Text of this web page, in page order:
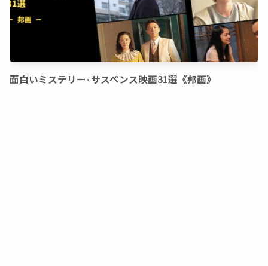
面白いミステリー･サスペンス映画31選《邦画》